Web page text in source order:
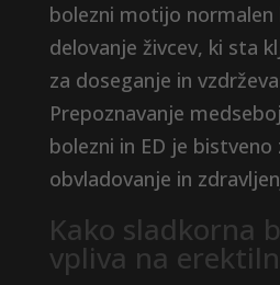
bolezni motijo ​​normalen
delovanje živcev, ki sta
za doseganje in
Prepoznavanje
bolezni in ED je
obvladovanje in
Kako sladkorna
vpliva na